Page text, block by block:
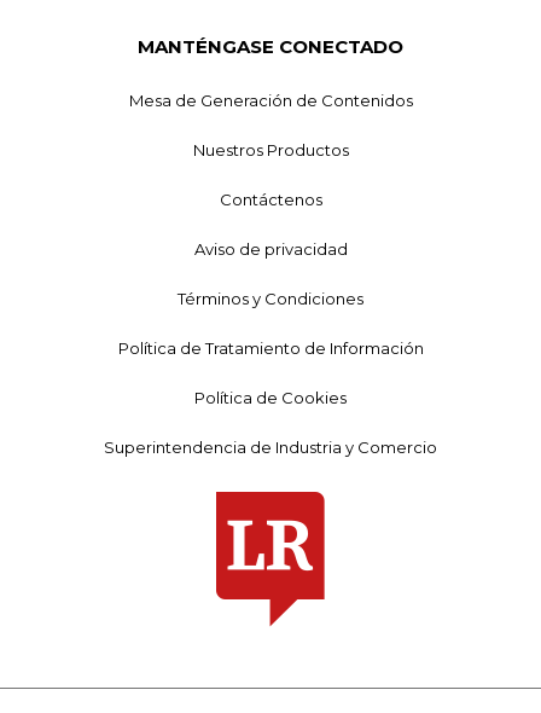
MANTÉNGASE CONECTADO
Mesa de Generación de Contenidos
Nuestros Productos
Contáctenos
Aviso de privacidad
Términos y Condiciones
Política de Tratamiento de Información
Política de Cookies
Superintendencia de Industria y Comercio